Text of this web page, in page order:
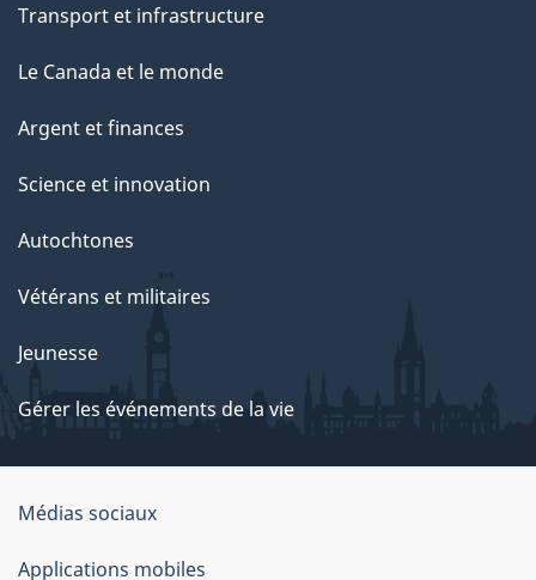
Transport et infrastructure
Le Canada et le monde
Argent et finances
Science et innovation
Autochtones
Vétérans et militaires
Jeunesse
Gérer les événements de la vie
Organisation
du
Médias sociaux
Applications mobiles